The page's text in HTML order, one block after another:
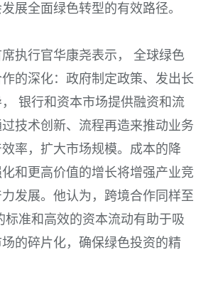
展全面绿色转型的有效路径。
执行官华康尧表示， 全球绿色
的深化：政府制定政策、发出长
银行和资本市场提供融资和流
技术创新、流程再造来推动业务
率，扩大市场规模。成本的降
和更高价值的增长将增强产业竞
发展。他认为，跨境合作同样至
标准和高效的资本流动有助于吸
的碎片化，确保绿色投资的精